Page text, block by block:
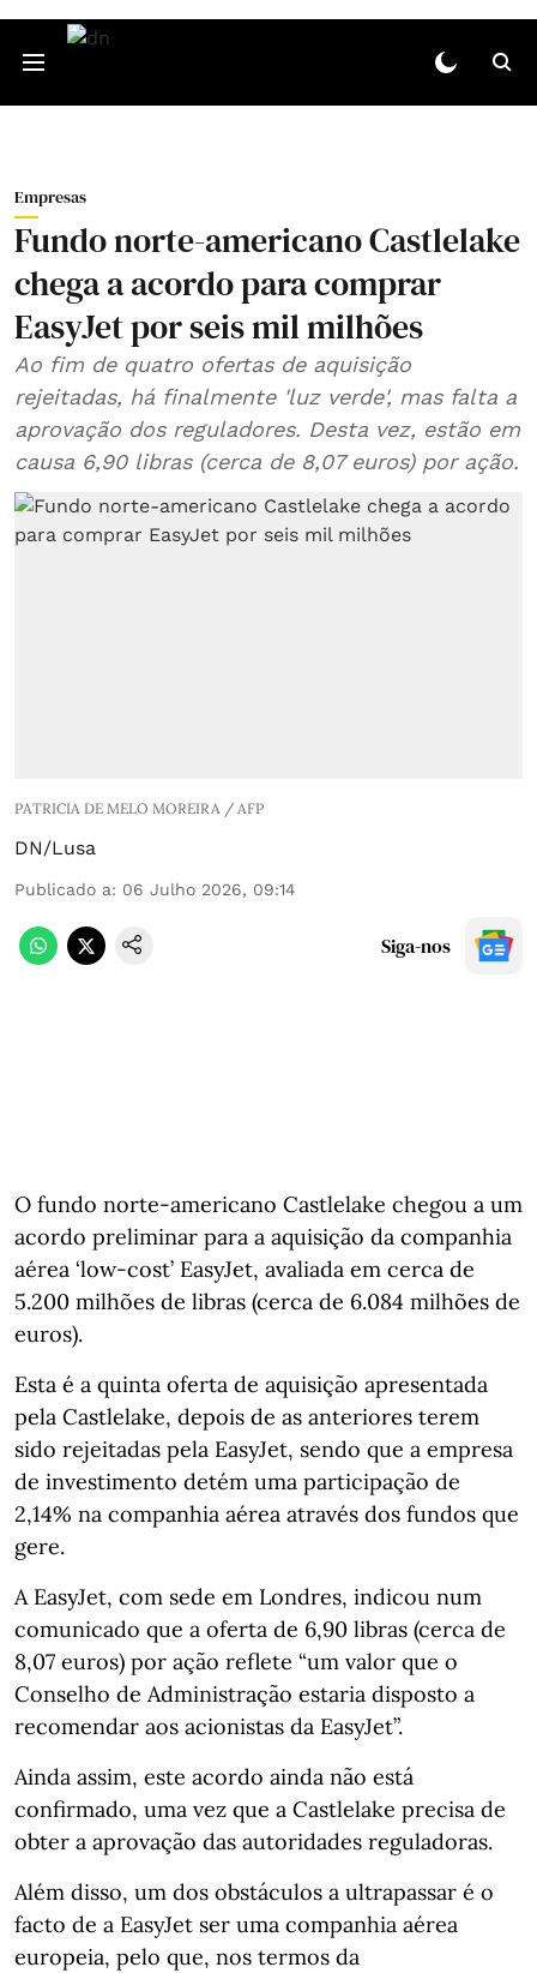
Empresas
Fundo norte-americano Castlelake
chega a acordo para comprar
EasyJet por seis mil milhões
Ao fim de quatro ofertas de aquisição
rejeitadas, há finalmente 'luz verde', mas falta a
aprovação dos reguladores. Desta vez, estão em
causa 6,90 libras (cerca de 8,07 euros) por ação.
PATRICIA DE MELO MOREIRA / AFP
DN/Lusa
Publicado a: 06 Julho 2026, 09:14
Siga-nos
O fundo norte-americano Castlelake chegou a um
acordo preliminar para a aquisição da companhia
aérea ‘low-cost’ EasyJet, avaliada em cerca de
5.200 milhões de libras (cerca de 6.084 milhões de
euros).
Esta é a quinta oferta de aquisição apresentada
pela Castlelake, depois de as anteriores terem
sido rejeitadas pela EasyJet, sendo que a empresa
de investimento detém uma participação de
2,14% na companhia aérea através dos fundos que
gere.
A EasyJet, com sede em Londres, indicou num
comunicado que a oferta de 6,90 libras (cerca de
8,07 euros) por ação reflete “um valor que o
Conselho de Administração estaria disposto a
recomendar aos acionistas da EasyJet”.
Ainda assim, este acordo ainda não está
confirmado, uma vez que a Castlelake precisa de
obter a aprovação das autoridades reguladoras.
Além disso, um dos obstáculos a ultrapassar é o
facto de a EasyJet ser uma companhia aérea
europeia, pelo que, nos termos da